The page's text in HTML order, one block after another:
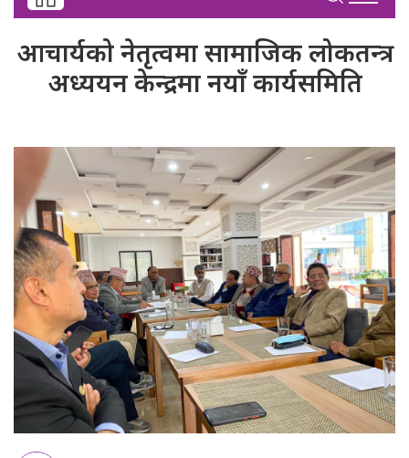
आचार्यको नेतृत्वमा सामाजिक लोकतन्त्र
अध्ययन केन्द्रमा नयाँ कार्यसमिति